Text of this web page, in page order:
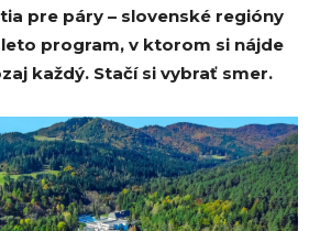
pre páry – slovenské regióny
program, v ktorom si nájde
každý. Stačí si vybrať smer.